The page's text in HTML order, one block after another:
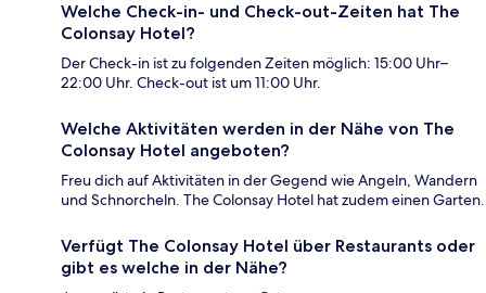
Welche Check-in- und Check-out-Zeiten hat The
Colonsay Hotel?
Der Check-in ist zu folgenden Zeiten möglich: 15:00 Uhr–
22:00 Uhr. Check-out ist um 11:00 Uhr.
Welche Aktivitäten werden in der Nähe von The
Colonsay Hotel angeboten?
Freu dich auf Aktivitäten in der Gegend wie Angeln, Wandern
und Schnorcheln. The Colonsay Hotel hat zudem einen Garten.
Verfügt The Colonsay Hotel über Restaurants oder
gibt es welche in der Nähe?